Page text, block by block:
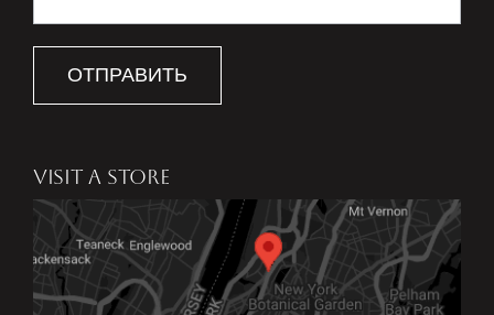
ОТПРАВИТЬ
VISIT A STORE